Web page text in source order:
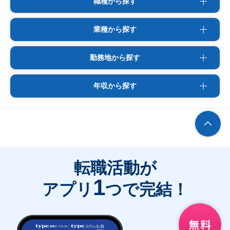
業種から探す
勤務地から探す
年収から探す
転職活動が
アプリ 1つで完結！